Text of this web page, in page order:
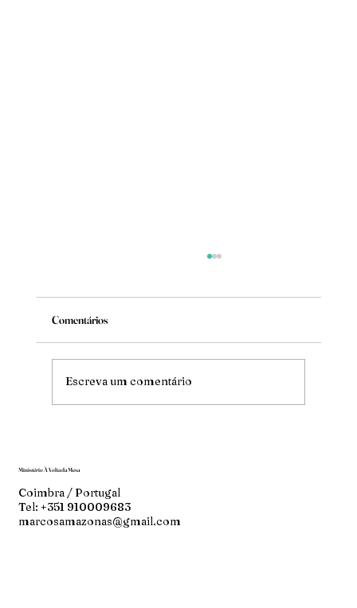
Mude
Comentários
Escreva um comentário
Ministério À Volta da Mesa
Coimbra / Portugal
Tel: +351 910009683
marcosamazonas@gmail.com